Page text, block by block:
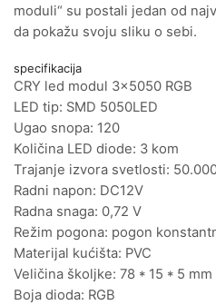
moduli“ su postali jedan od
da pokažu svoju sliku o sebi.
specifikacija
CRY led modul 3x5050 RGB
LED tip: SMD 5050LED
Ugao snopa: 120
Količina LED diode: 3 kom
Trajanje izvora svetlosti:
Radni napon: DC12V
Radna snaga: 0,72 V
Režim pogona: pogon
Materijal kućišta: PVC
Veličina školjke: 78 * 15 * 5 mm
Boja dioda: RGB